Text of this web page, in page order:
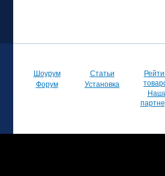
Шоурум
Форум
Статьи
Установка